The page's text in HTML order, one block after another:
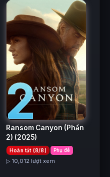
2
Ransom Canyon (Phần
2) (2025)
Hoàn tất (8/8) Phụ đề
▷ 10,012 lượt xem